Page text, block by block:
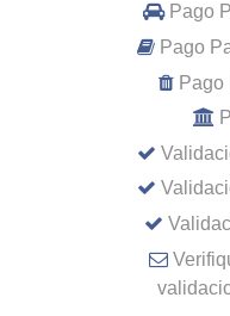
Pago
Pago
Pago